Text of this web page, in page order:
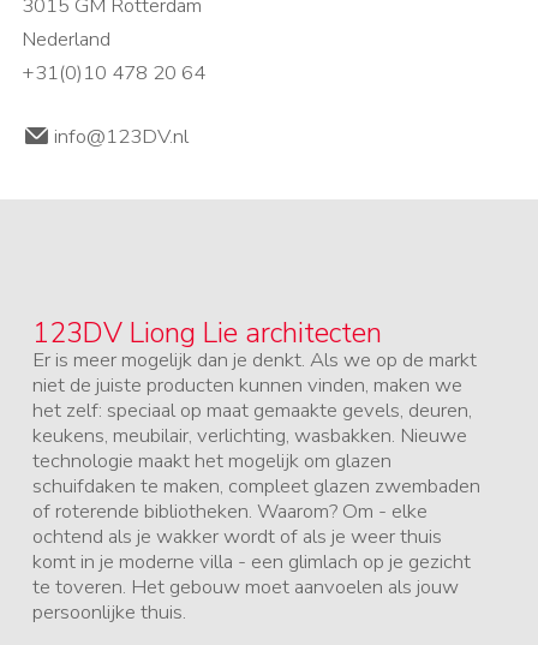
Nederland
+31(0)10 478 20 64
info@123DV.nl
123DV Liong Lie architecten
Er is meer mogelijk dan je denkt. Als we op de markt
niet de juiste producten kunnen vinden, maken we
het zelf: speciaal op maat gemaakte gevels, deuren,
keukens, meubilair, verlichting, wasbakken. Nieuwe
technologie maakt het mogelijk om glazen
schuifdaken te maken, compleet glazen zwembaden
of roterende bibliotheken. Waarom? Om - elke
ochtend als je wakker wordt of als je weer thuis
komt in je moderne villa - een glimlach op je gezicht
te toveren. Het gebouw moet aanvoelen als jouw
persoonlijke thuis.